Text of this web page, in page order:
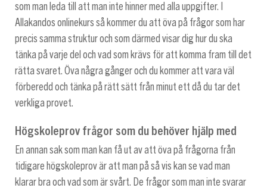
som man leda till att man inte hinner med alla uppgifter. I
Allakandos onlinekurs så kommer du att öva på frågor som har
precis samma struktur och som därmed visar dig hur du ska
tänka på varje del och vad som krävs för att komma fram till det
rätta svaret. Öva några gånger och du kommer att vara väl
förberedd och tänka på rätt sätt från minut ett då du tar det
verkliga provet.
Högskoleprov frågor som du behöver hjälp med
En annan sak som man kan få ut av att öva på frågorna från
tidigare högskoleprov är att man på så vis kan se vad man
klarar bra och vad som är svårt. De frågor som man inte svarar